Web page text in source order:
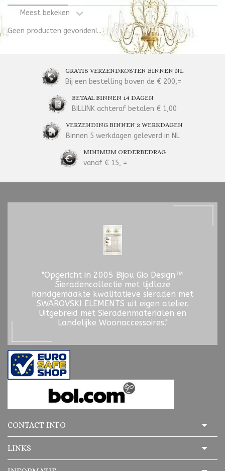
Meest bekeken
Geen producten gevonden!...
GRATIS VERZENDKOSTEN BINNEN NL
Bij een bestelling boven de € 200,=
BETAAL BINNEN 14 DAGEN
BILLINK achteraf betalen € 1,00
VERZENDING BINNEN 3 WERKDAGEN
Binnen 5 werkdagen geleverd in NL
MINIMUM ORDERBEDRAG
vanaf € 15, =
"Opgericht in 2005 Bijou Gio Design™
Sieradencollectie met tijdloze
handgemaakte kwalitatieve sieraden met
SWAROVSKI ELEMENTS uit eigen atelier.
Uitgebreid met Sieradenmaterialen en
Landelijke Woonaccessoires."
CONTACT INFO
LINKS